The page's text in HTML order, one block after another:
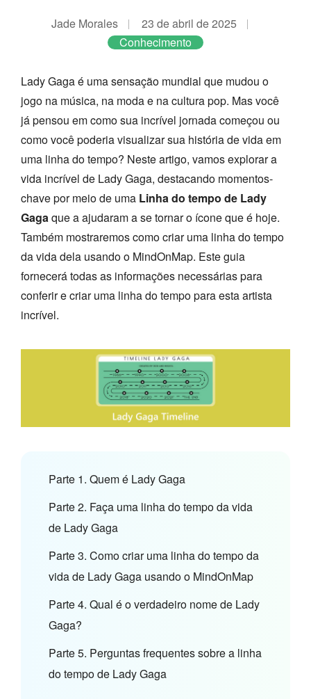
Jade Morales
23 de abril de 2025
Conhecimento
Lady Gaga é uma sensação mundial que mudou o
jogo na música, na moda e na cultura pop. Mas você
já pensou em como sua incrível jornada começou ou
como você poderia visualizar sua história de vida em
uma linha do tempo? Neste artigo, vamos explorar a
vida incrível de Lady Gaga, destacando momentos-
chave por meio de uma Linha do tempo de Lady
Gagaque a ajudaram a se tornar o ícone que é hoje.
Também mostraremos como criar uma linha do tempo
da vida dela usando o MindOnMap. Este guia
fornecerá todas as informações necessárias para
conferir e criar uma linha do tempo para esta artista
incrível.
Parte 1. Quem é Lady Gaga
Parte 2. Faça uma linha do tempo da vida
de Lady Gaga
Parte 3. Como criar uma linha do tempo da
vida de Lady Gaga usando o MindOnMap
Parte 4. Qual é o verdadeiro nome de Lady
Gaga?
Parte 5. Perguntas frequentes sobre a linha
do tempo de Lady Gaga